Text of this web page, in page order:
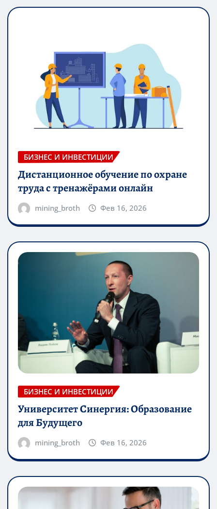
БИЗНЕС И ИНВЕСТИЦИИ
Дистанционное обучение по охране
труда с тренажёрами онлайн
mining_broth Фев 16, 2026
БИЗНЕС И ИНВЕСТИЦИИ
Университет Синергия: Образование
для Будущего
mining_broth Фев 16, 2026